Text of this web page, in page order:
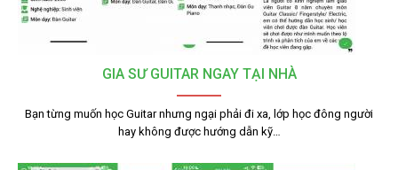
GIA SƯ GUITAR NGAY TẠI NHÀ
Bạn từng muốn học Guitar nhưng ngại phải đi xa, lớp học đông người
hay không được hướng dẫn kỹ…